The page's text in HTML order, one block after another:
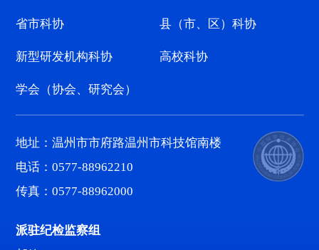
省市科协 县（市、区）科协
新型研发机构科协 高校科协
学会（协会、研究会）
地址：温州市市府路温州市科技馆南楼
电话：0577-88962210
传真：0577-88962000
派驻纪检监察组